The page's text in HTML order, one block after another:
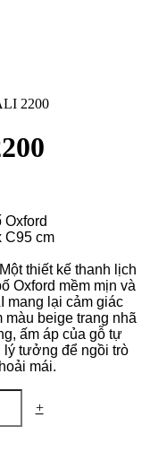
2200
Oxford
C95 cm
thiết kế thanh lịch
Oxford mềm mịn và
mang lại cảm giác
beige trang nhã
ấm áp của gỗ tự
lý tưởng để ngồi trò
mái.
+